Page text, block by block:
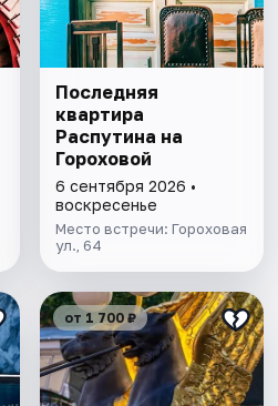
Последняя
квартира
Распутина на
Гороховой
6 сентября 2026 •
воскресенье
Место встречи: Гороховая
ул., 64
от 1 700 ₽